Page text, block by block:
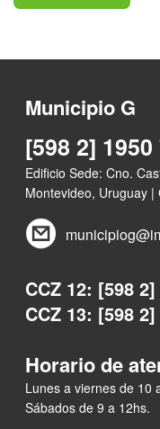
Municipio G
[598 2] 1950
Edificio Sede: Cno.
Montevideo, Uruguay |
CCZ 12: [598
CCZ 13: [598
Horario de
Lunes a viernes de 10
Sábados de 9 a 12hs.